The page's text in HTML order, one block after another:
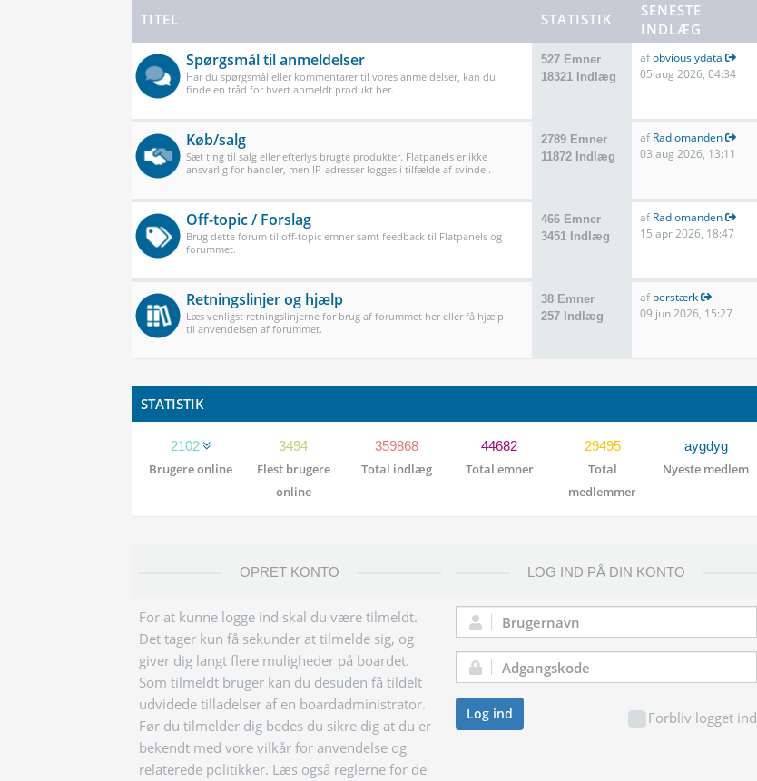
TITEL STATISTIK
SENESTE
INDLÆG
Spørgsmål til anmeldelser
Har du spørgsmål eller kommentarer til vores anmeldelser, kan du
finde en tråd for hvert anmeldt produkt her.
527 Emner
18321 Indlæg
afobviouslydata
05 aug 2026, 04:34
Køb/salg
Sæt ting til salg eller efterlys brugte produkter. Flatpanels er ikke
ansvarlig for handler, men IP-adresser logges i tilfælde af svindel.
2789 Emner
11872 Indlæg
afRadiomanden
03 aug 2026, 13:11
Off-topic / Forslag
Brug dette forum til off-topic emner samt feedback til Flatpanels og
forummet.
466 Emner
3451 Indlæg
afRadiomanden
15 apr 2026, 18:47
Retningslinjer og hjælp
Læs venligst retningslinjerne for brug af forummet her eller få hjælp
til anvendelsen af forummet.
38 Emner
257 Indlæg
afperstærk
09 jun 2026, 15:27
STATISTIK
2102
Brugere online
3494
Flest brugere
online
359868
Total indlæg
44682
Total emner
29495
Total
medlemmer
aygdyg
Nyeste medlem
OPRET KONTO
For at kunne logge ind skal du være tilmeldt.
Det tager kun få sekunder at tilmelde sig, og
giver dig langt flere muligheder på boardet.
Som tilmeldt bruger kan du desuden få tildelt
udvidede tilladelser af en boardadministrator.
Før du tilmelder dig bedes du sikre dig at du er
bekendt med vore vilkår for anvendelse og
relaterede politikker. Læs også reglerne for de
LOG IND PÅ DIN KONTO
Brugernavn:
Adgangskode:
Forbliv logget ind
Log ind